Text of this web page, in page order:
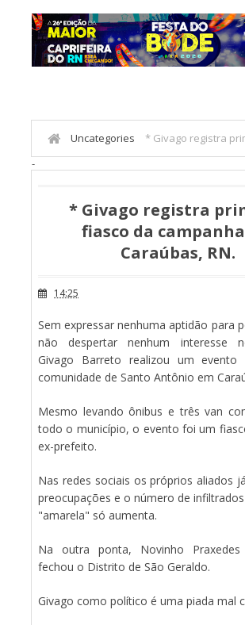
Uncategories * Givago registra
campanha em Caraúbas, RN.
-
* Givago registra
fiasco da
Caraúbas, RN.
14:25
Sem expressar nenhuma aptidão para
não despertar nenhum interesse
Givago Barreto realizou um evento
comunidade de Santo Antônio em
Mesmo levando ônibus e três van
todo o município, o evento foi um
ex-prefeito.
Nas redes sociais os próprios aliados
preocupações e o número de
"amarela" só aumenta.
Na outra ponta, Novinho Praxedes
fechou o Distrito de São Geraldo.
Givago como político é uma piada mal